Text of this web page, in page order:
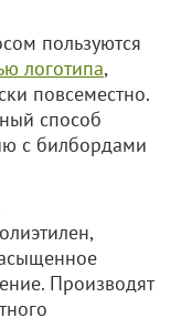
пользуются
логотипа,
повсеместно.
способ
с билбордами
Производят